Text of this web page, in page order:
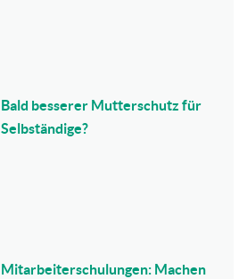
Bald besserer Mutterschutz für
Selbständige?
Mitarbeiterschulungen: Machen